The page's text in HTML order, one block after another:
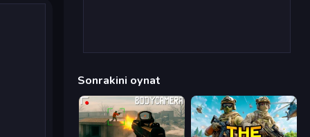
Sonrakini oynat